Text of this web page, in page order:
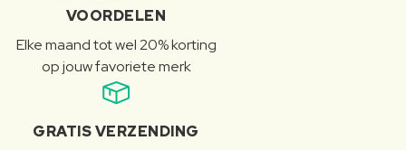
VOORDELEN
Elke maand tot wel 20% korting
op jouw favoriete merk
GRATIS VERZENDING